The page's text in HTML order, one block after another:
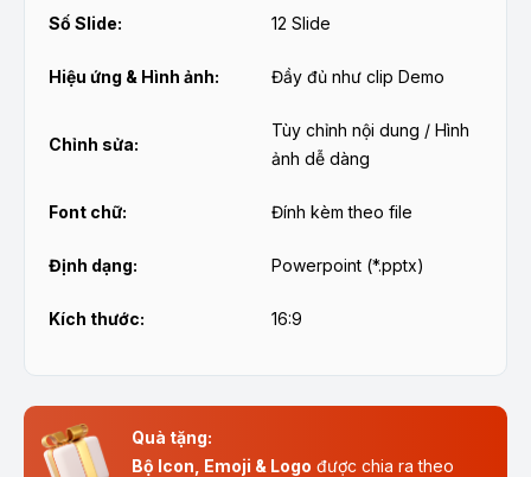
Số Slide: 12 Slide
Hiệu ứng & Hình ảnh: Đầy đủ như clip Demo
Chỉnh sửa:
Tùy chỉnh nội dung / Hình
ảnh dễ dàng
Font chữ: Đính kèm theo file
Định dạng: Powerpoint (*.pptx)
Kích thước: 16:9
Quà tặng:
Bộ Icon, Emoji & Logo được chia ra theo